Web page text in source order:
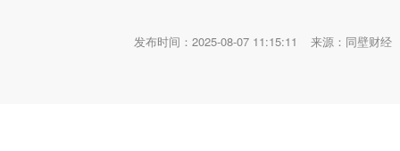
发布时间： 2025-08-07 11:15:11 来源：同壁财经